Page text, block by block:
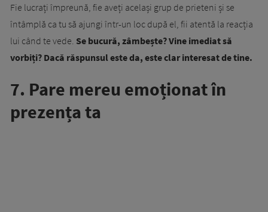
Fie lucrați împreună, fie aveți același grup de prieteni și se
întâmplă ca tu să ajungi într-un loc după el, fii atentă la reacția
lui când te vede. Se bucură, zâmbește? Vine imediat să
vorbiți? Dacă răspunsul este da, este clar interesat de tine.
7. Pare mereu emoționat în
prezența ta